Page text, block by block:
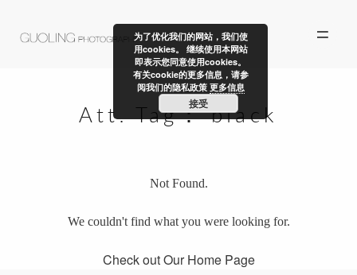
ALBUM
关于我们
联系我们
Att. Tag：black
Not Found.
We couldn't find what you were looking for.
Check out Our Home Page
为了优化我们的网站，我们使
用cookies。 继续使用本网站
即表示您同意使用cookies。
有关cookie的更多信息，请参
阅我们的隐私政策 更多信息
接受